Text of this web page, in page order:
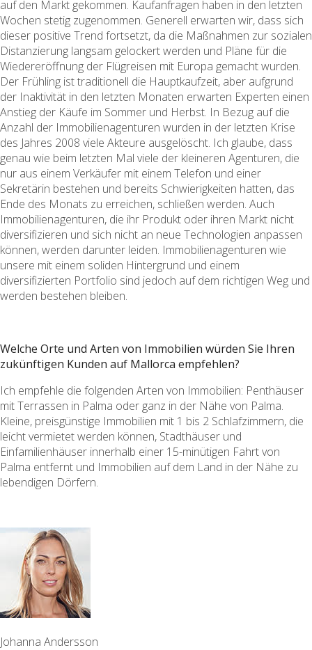
auf den Markt gekommen. Kaufanfragen haben in den letzten
Wochen stetig zugenommen. Generell erwarten wir, dass sich
dieser positive Trend fortsetzt, da die Maßnahmen zur sozialen
Distanzierung langsam gelockert werden und Pläne für die
Wiedereröffnung der Flügreisen mit Europa gemacht wurden.
Der Frühling ist traditionell die Hauptkaufzeit, aber aufgrund
der Inaktivität in den letzten Monaten erwarten Experten einen
Anstieg der Käufe im Sommer und Herbst. In Bezug auf die
Anzahl der Immobilienagenturen wurden in der letzten Krise
des Jahres 2008 viele Akteure ausgelöscht. Ich glaube, dass
genau wie beim letzten Mal viele der kleineren Agenturen, die
nur aus einem Verkäufer mit einem Telefon und einer
Sekretärin bestehen und bereits Schwierigkeiten hatten, das
Ende des Monats zu erreichen, schließen werden. Auch
Immobilienagenturen, die ihr Produkt oder ihren Markt nicht
diversifizieren und sich nicht an neue Technologien anpassen
können, werden darunter leiden. Immobilienagenturen wie
unsere mit einem soliden Hintergrund und einem
diversifizierten Portfolio sind jedoch auf dem richtigen Weg und
werden bestehen bleiben.
Welche Orte und Arten von Immobilien würden Sie Ihren
zukünftigen Kunden auf Mallorca empfehlen?
Ich empfehle die folgenden Arten von Immobilien: Penthäuser
mit Terrassen in Palma oder ganz in der Nähe von Palma.
Kleine, preisgünstige Immobilien mit 1 bis 2 Schlafzimmern, die
leicht vermietet werden können, Stadthäuser und
Einfamilienhäuser innerhalb einer 15-minütigen Fahrt von
Palma entfernt und Immobilien auf dem Land in der Nähe zu
lebendigen Dörfern.
Johanna Andersson